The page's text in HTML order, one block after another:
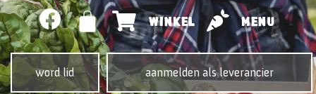
WINKEL MENU
word lid aanmelden als leverancier